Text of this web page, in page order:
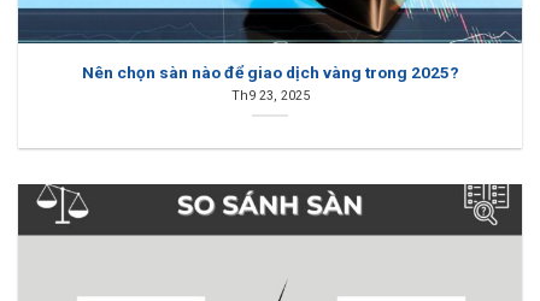
Nên chọn sàn nào để giao dịch vàng trong 2025?
Th9 23, 2025